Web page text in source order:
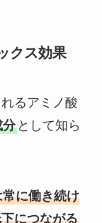
クス効果
るアミノ酸
分として知ら
に働き続け
につながる